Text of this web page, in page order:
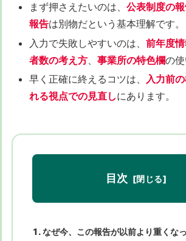
まず押さえたいのは、公表制度の
報告は別物だという基本理解です。
入力で失敗しやすいのは、前年度
者数の考え方 、事業所の特色欄の使
早く正確に終えるコツは、
入力前
れる視点での見直しにあります。
目次
なぜ今、この報告が以前より重くな